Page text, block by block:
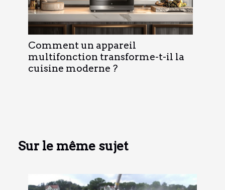
Comment un appareil
multifonction transforme-t-il la
cuisine moderne ?
Sur le même sujet